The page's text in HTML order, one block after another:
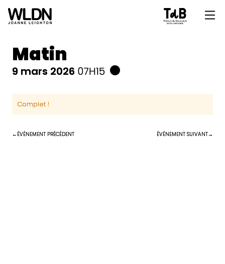
Matin
9 mars 2026 07H15
Complet !
ÉVÉNEMENT PRÉCÉDENT ÉVÉNEMENT SUIVANT